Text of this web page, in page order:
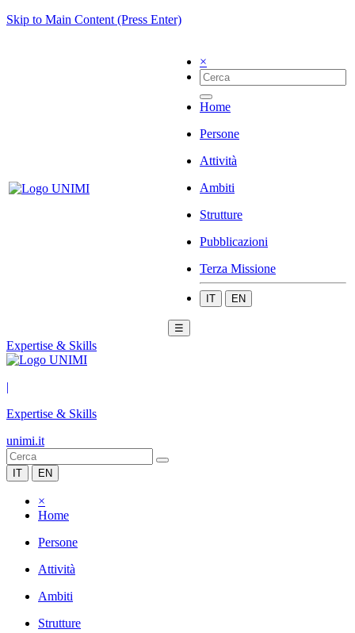
Skip to Main Content (Press Enter)
×
Home
Persone
Attività
Ambiti
Strutture
Pubblicazioni
Terza Missione
IT EN
☰
Expertise & Skills
|
Expertise & Skills
unimi.it
IT EN
×
Home
Persone
Attività
Ambiti
Strutture